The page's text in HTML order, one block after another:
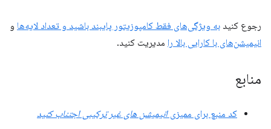
رجوع کنید به ویژگی‌های فقط کامپوزیتور پایبند باشید و تعداد لایه‌ها و
انیمیشن‌های با کارایی بالا را مدیریت کنید.
منابع
کد منبع برای ممیزیانیمیشن های غیر ترکیبی اجتناب کنید